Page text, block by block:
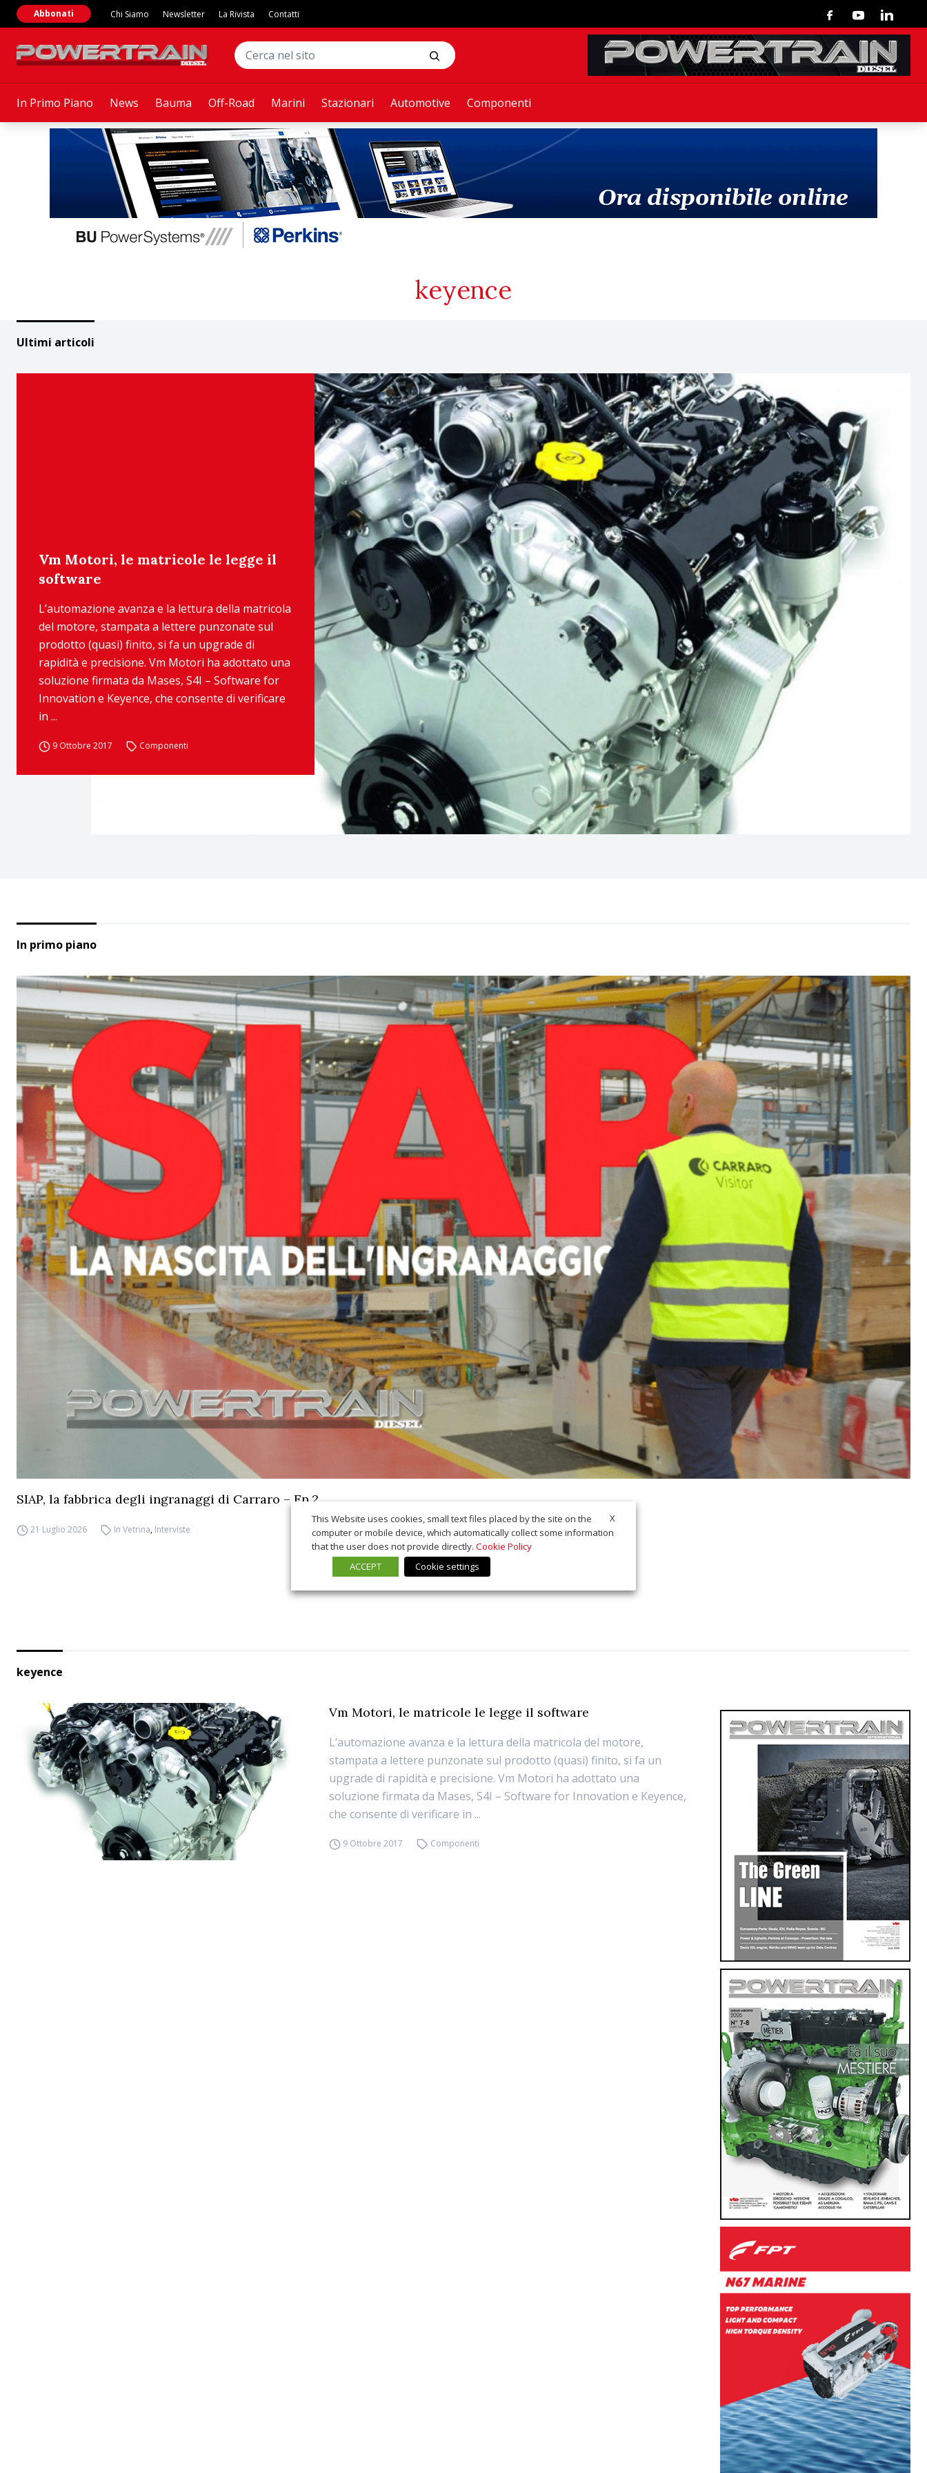
In Primo Piano News Bauma Off-Road Marini Stazionari Automotive Componenti
Abbonati Chi Siamo Newsletter La Rivista Contatti FacebookYoutubeLinkedin
keyence
Ultimi articoli
Vm Motori, le matricole le legge il
software
L’automazione avanza e la lettura della matricola
del motore, stampata a lettere punzonate sul
prodotto (quasi) finito, si fa un upgrade di
rapidità e precisione. Vm Motori ha adottato una
soluzione firmata da Mases, S4I – Software for
Innovation e Keyence, che consente di verificare
in ...
9 Ottobre 2017 Componenti
In primo piano
SIAP, la fabbrica degli ingranaggi di Carraro – Ep.2
21 Luglio 2026 In Vetrina, Interviste
keyence
Vm Motori, le matricole le legge il software
L’automazione avanza e la lettura della matricola del motore,
stampata a lettere punzonate sul prodotto (quasi) finito, si fa un
upgrade di rapidità e precisione. Vm Motori ha adottato una
soluzione firmata da Mases, S4I – Software for Innovation e Keyence,
che consente di verificare in ...
9 Ottobre 2017 Componenti
X
This Website uses cookies, small text files placed by the site on the
computer or mobile device, which automatically collect some information
that the user does not provide directly. Cookie Policy
ACCEPT
Cookie settings